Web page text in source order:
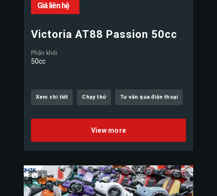
Giá liên hệ
Victoria AT88 Passion 50cc
Phân khối
50cc
Xem chi tiết Chạy thử Tư vấn qua điện thoại
View more
3